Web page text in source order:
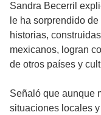
Sandra Becerril
le ha sorprendido
historias,
mexicanos, logran
de otros países y
Señaló que aunque
situaciones locales